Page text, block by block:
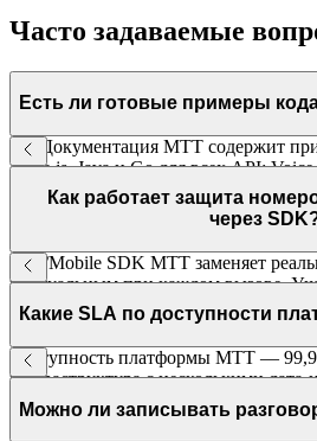
Часто задаваемые
Есть ли готовые примеры
Да. Документация МТТ содержит
Node.js, Java и Go для всех API:
Тестовый доступ — бесплатно при
Как работает защита
через
Web/Mobile SDK МТТ заменяет
виртуальным при каждом вызове.
получают личные контакты друг
аналогична функции «Инкогнито».
Какие SLA по доступности
Доступность платформы МТТ —
инфраструктура с несколькими
24/7, техническая поддержка для
Можно ли записывать